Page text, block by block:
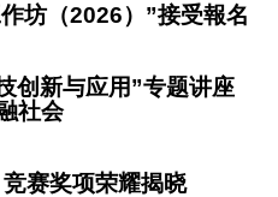
坊（2026）”接受報名
创新与应用”专题讲座
社会
赛奖项荣耀揭晓